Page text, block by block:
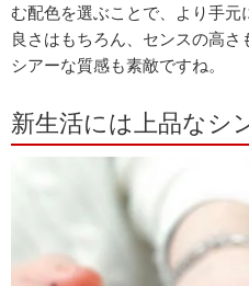
む配色を選ぶことで、より手
良さはもちろん、センスの高さ
シアーな質感も素敵ですね。
新生活には上品なシ